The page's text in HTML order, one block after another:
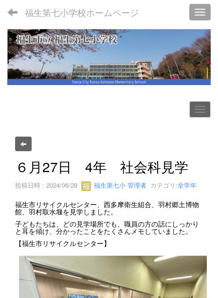
福生第七小学校ホームページ
６月27日 4年 社会科見学
投稿日時 : 2024/06/28 福生第七小 管理者 カテゴリ:全学年
福生市リサイクルセンター、西多摩衛生組合、羽村郷土博物
館、羽村取水堰を見学しました。
子どもたちは、どの見学場所でも、職員の方の話にしっかり
と耳を傾け、分かったことをたくさんメモしていました。
【福生市リサイクルセンター】